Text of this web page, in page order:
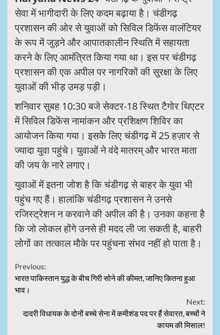
सेवा में भागीदारी के लिए कदम बढ़ाया है। चंडीगढ़
प्रशासन की ओर से युवाओं को सिविल डिफेंस वालंटियर
के रूप में जुड़ने और आपातकालीन स्थिति में सहायता
करने के लिए आमंत्रित किया गया था। इस पर चंडीगढ़
प्रशासन की एक अपील पर नागरिकों की सुरक्षा के लिए
युवाओं की भीड़ उमड़ पड़ी।
शनिवार सुबह 10:30 बजे सेक्टर-18 स्थित टैगोर थिएटर
में सिविल डिफेंस नामांकन और प्रशिक्षण शिविर का
आयोजन किया गया। इसके लिए चंडीगढ़ में 25 हज़ार से
ज्यादा युवा पहुंचे। युवाओं ने वंदे मातरम् और भारत माता
की जय के नारे लगाए।
युवाओं में इतना जोश है कि चंडीगढ़ से बाहर के युवा भी
पहुंच गए हैं। हालांकि चंडीगढ़ प्रशासन ने उनसे
रजिस्ट्रेशन न करवाने की अपील की है। उनका कहना है
कि जो लोकल होंगे उनसे ही मदद ली जा सकती है, बाहरी
लोगों का तत्काल मौके पर पहुंचना संभव नहीं हो पाता है।
Continue
Reading
Previous:
भारत पाकिस्तान युद्ध के बीच गिरी सोने की कीमत, जानिए कितना हुआ
भाव।
Next:
दादरी विधायक के दोनों बच्चे सेना में कमीशंड पद पर हैं सेवारत, बच्चों ने
कायम की मिसाल!